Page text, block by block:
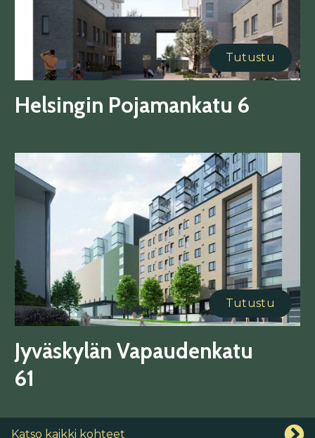
Tutustu
Helsingin Pojamankatu 6
Tutustu
Jyväskylän Vapaudenkatu
61
Katso kaikki kohteet